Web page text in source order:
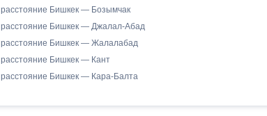
расстояние Бишкек — Бозымчак
расстояние Бишкек — Джалал-Абад
расстояние Бишкек — Жалалабад
расстояние Бишкек — Кант
расстояние Бишкек — Кара-Балта